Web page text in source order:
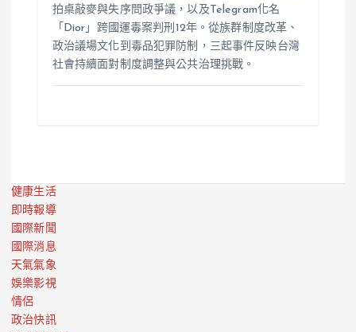
拍桌敲麥與失序問政爭議，以及Telegram化名
「Dior」跨國運毒案判刑12年。從族群制度改革、
政治議場文化到毒品犯罪防制，三起事件反映台灣
社會持續面對制度調整與公共治理挑戰。
健康生活
即時報導
國際新聞
國際消息
天氣氣象
娛樂影視
情侶
政治快訊